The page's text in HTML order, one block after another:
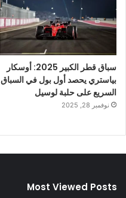
سباق قطر الكبير 2025: أوسكار
بياستري يحصد أول بول في السباق
السريع على حلبة لوسيل
نوفمبر 28, 2025
Most Viewed Posts